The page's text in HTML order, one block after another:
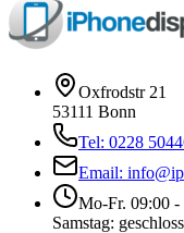
Oxfrodstr 21
53111 Bonn
Tel: 0228
Email:
Mo-Fr. 09:00
Samstag: